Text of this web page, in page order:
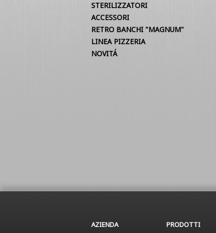
STERILIZZATORI
ACCESSORI
RETRO BANCHI "MAGNUM"
LINEA PIZZERIA
NOVITÁ
AZIENDA PRODOTTI